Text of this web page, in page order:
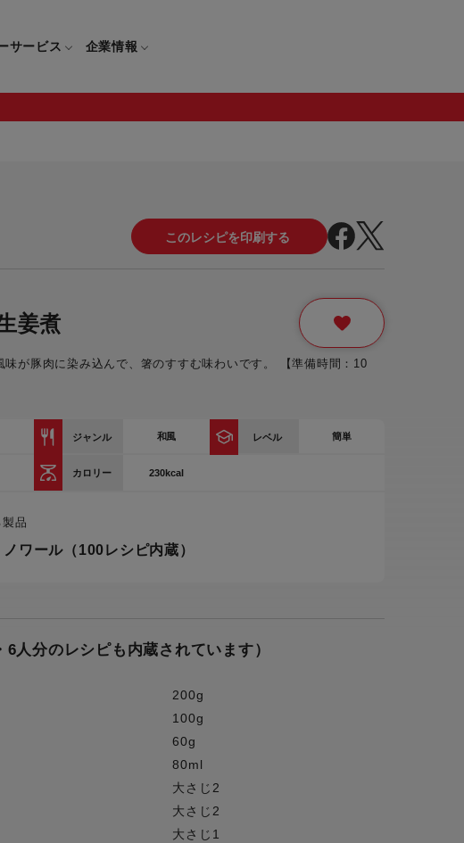
ミキサー・ブレンダー
ハンドブレンダー
フードプロセッサー
トースター
すべての生活家電
ンダー一覧
ー一覧
サー一覧
一覧
ギフト・プレゼント特集
ピックアップ
限定製品
サービス
保証について
企業情報
姜煮
味が豚肉に染み込んで、箸のすすむ味わいです。 【準備時間：10
ジャンル 和風 レベル 簡単
カロリー 230kcal
品
ワール（100レシピ内蔵）
人分のレシピも内蔵されています）
200g
100g
60g
80ml
大さじ2
大さじ2
大さじ1